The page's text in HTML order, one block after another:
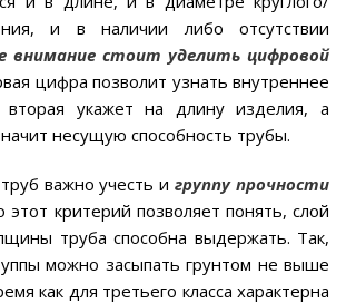
и в наличии либо отсутствии
внимание стоит уделить цифровой
цифра позволит узнать внутреннее
вторая укажет на длину изделия, а
несущую способность трубы.
важно учесть игруппу прочности
критерий позволяет понять, слой
труба способна выдержать. Так,
можно засыпать грунтом не выше
как для третьего класса характерна